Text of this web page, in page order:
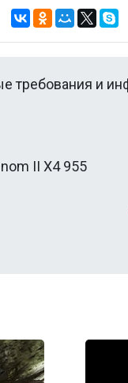
требования и
II X4 955